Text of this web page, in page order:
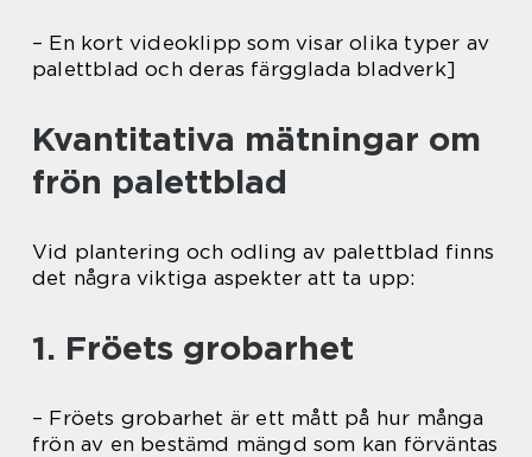
– En kort videoklipp som visar olika typer av
palettblad och deras färgglada bladverk]
Kvantitativa mätningar om
frön palettblad
Vid plantering och odling av palettblad finns
det några viktiga aspekter att ta upp:
1. Fröets grobarhet
– Fröets grobarhet är ett mått på hur många
frön av en bestämd mängd som kan förväntas